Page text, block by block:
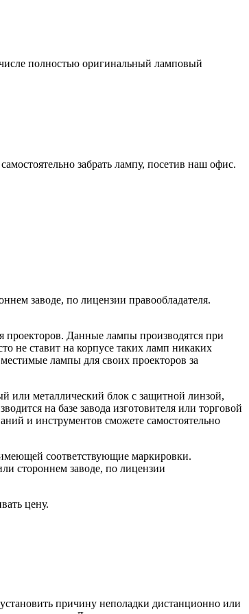
полностью оригинальный ламповый
забрать лампу, посетив наш офис.
заводе, по лицензии правообладателя.
проекторов. Данные лампы производятся при
не ставит на корпусе таких ламп никаких
лампы для своих проекторов за
или металлический блок с защитной линзой,
на базе завода изготовителя или торговой
и инструментов сможете самостоятельно
соответствующие маркировки.
стороннем заводе, по лицензии
цену.
причину неполадки дистанционно или